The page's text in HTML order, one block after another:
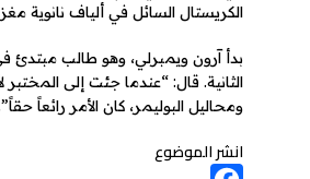
الكريستال السائل في ألياف نانوية
بدأ آرون ويمبرلي، وهو طالب مبتدئ
الثانية. قال: “عندما جئت إلى
ومحاليل البوليمر، كان الأمر رائعاً
انشر الموضوع